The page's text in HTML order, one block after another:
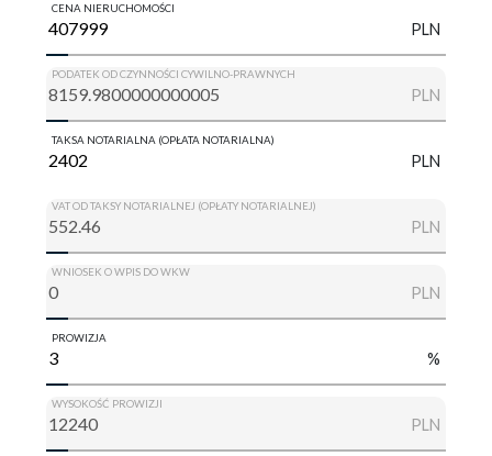
CENA NIERUCHOMOŚCI
PLN
PODATEK OD CZYNNOŚCI CYWILNO-PRAWNYCH
PLN
TAKSA NOTARIALNA (OPŁATA NOTARIALNA)
PLN
VAT OD TAKSY NOTARIALNEJ (OPŁATY NOTARIALNEJ)
PLN
WNIOSEK O WPIS DO WKW
PLN
PROWIZJA
%
WYSOKOŚĆ PROWIZJI
PLN